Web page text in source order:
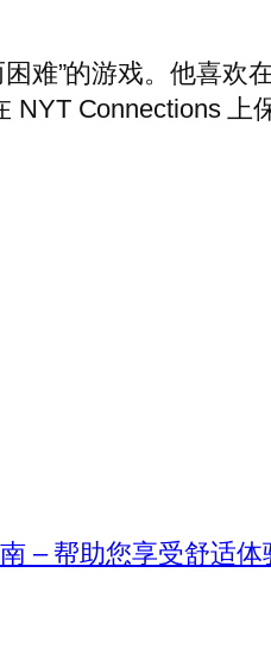
难”的游戏。他喜欢
NYT Connections 上
– 帮助您享受舒适体